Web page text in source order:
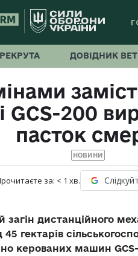
ДОВІДНИК
GCS-200
пасток
НОВИНИ
за: < 1 хв.
загін дистанційного
гектарів
керованих машин